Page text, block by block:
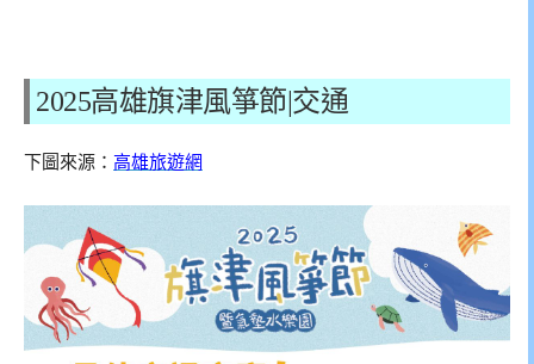
2025高雄旗津風箏節|交通
下圖來源： 高雄旅遊網